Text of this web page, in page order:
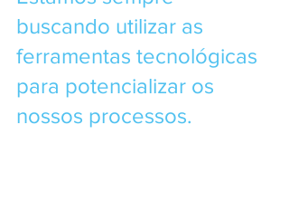
buscando utilizar as
ferramentas tecnológicas
para potencializar os
nossos processos.